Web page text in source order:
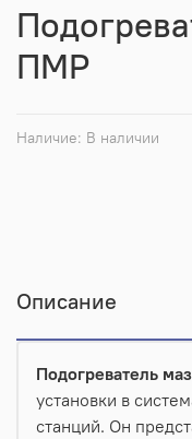
Наличие: В наличии
ПМР
Описание
Подогреватель
установки в
станций. Он